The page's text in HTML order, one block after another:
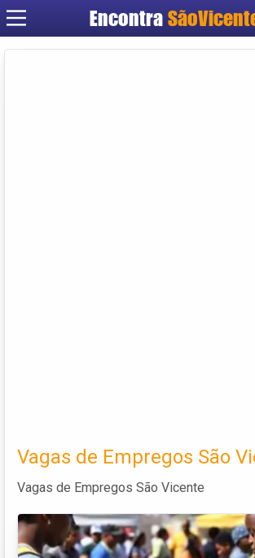
Encontra
Cadastrar
Vagas de Empregos São
Vagas de Empregos São Vicente